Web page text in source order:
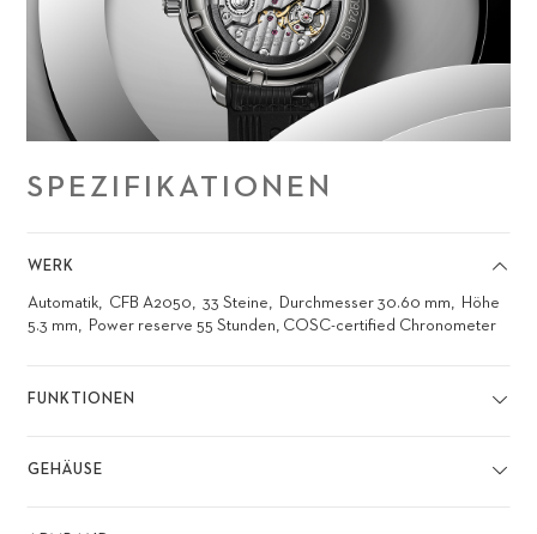
SPEZIFIKATIONEN
WERK
Automatik CFB A2050 33 Steine Durchmesser 30.60 mm
Höhe
5.3 mm
Power reserve 55 Stunden, COSC-certified Chronometer
FUNKTIONEN
GEHÄUSE